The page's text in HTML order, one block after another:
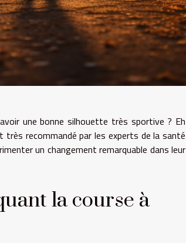
une bonne silhouette très sportive ? Eh
recommandé par les experts de la santé
un changement remarquable dans leur
la course à